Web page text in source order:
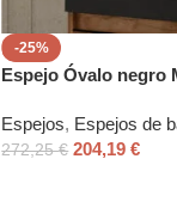
-25%
Espejo Óvalo negro
Espejos, Espejos de
272,25€ 204,19€